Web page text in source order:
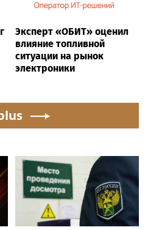
Эксперт «ОБИТ» оценил
влияние топливной
ситуации на рынок
электроники